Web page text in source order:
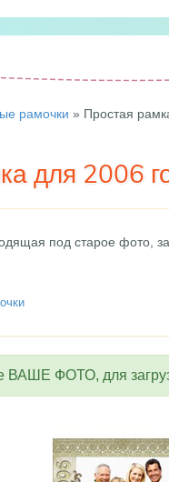
рамочки » Простая
для 2006
под старое фото,
ВАШЕ ФОТО, для